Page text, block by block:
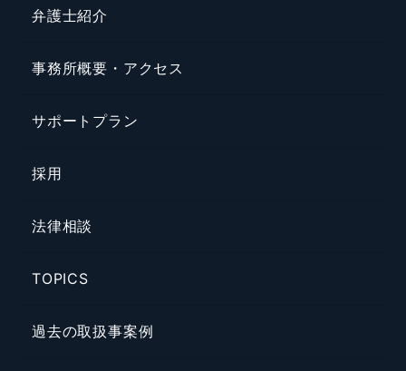
弁護士紹介
事務所概要・アクセス
サポートプラン
採用
法律相談
TOPICS
過去の取扱事案例